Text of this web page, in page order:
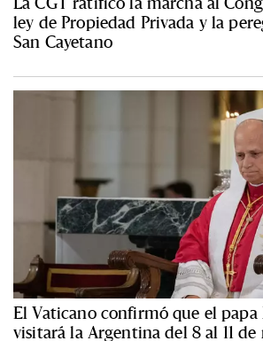
ley de Propiedad Privada y la
San Cayetano
El Vaticano confirmó que el papa
visitará la Argentina del 8 al 11